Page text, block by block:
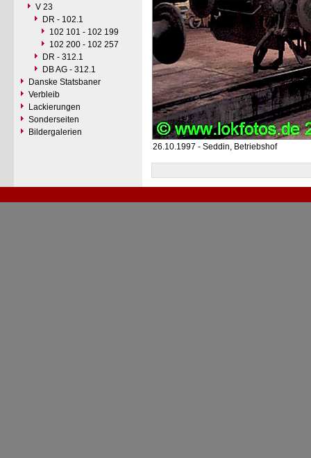
V 23
DR - 102.1
102 101 - 102 199
102 200 - 102 257
DR - 312.1
DB AG - 312.1
Danske Statsbaner
Verbleib
Lackierungen
Sonderseiten
Bildergalerien
26.10.1997 - Seddin, Betriebshof